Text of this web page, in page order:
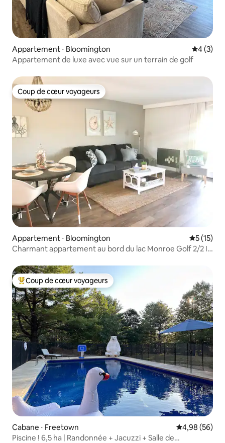
Appartement ⋅ Bloomington
4 (3)
Appartement de luxe avec vue sur un terrain de golf
Coup de cœur voyageurs
Coup de cœur voyageurs
Appartement ⋅ Bloomington
5 (15)
Charmant appartement au bord du lac Monroe Golf 2/2 IU
Coups de cœur voyageurs les plus appréciés
Coup de cœur voyageurs
Cabane ⋅ Freetown Évaluation
4,98 (56)
Piscine ! 6,5 ha | Randonnée + Jacuzzi + Salle de